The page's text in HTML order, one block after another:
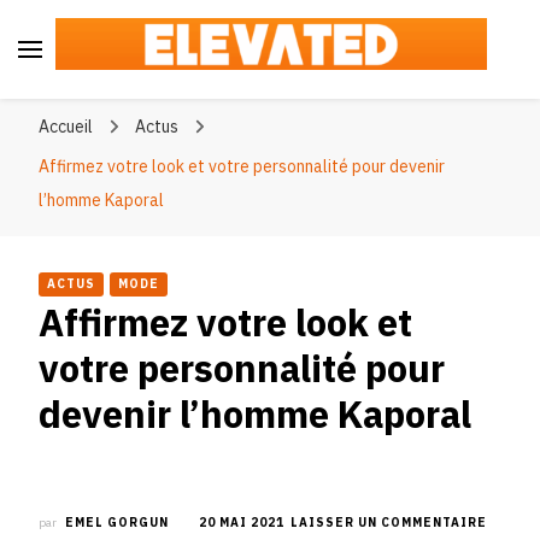
Accueil
Actus
Affirmez votre look et votre personnalité pour devenir
l’homme Kaporal
ACTUS MODE
Affirmez votre look et
votre personnalité pour
devenir l’homme Kaporal
par EMEL GORGUN 20 MAI 2021 LAISSER UN COMMENTAIRE